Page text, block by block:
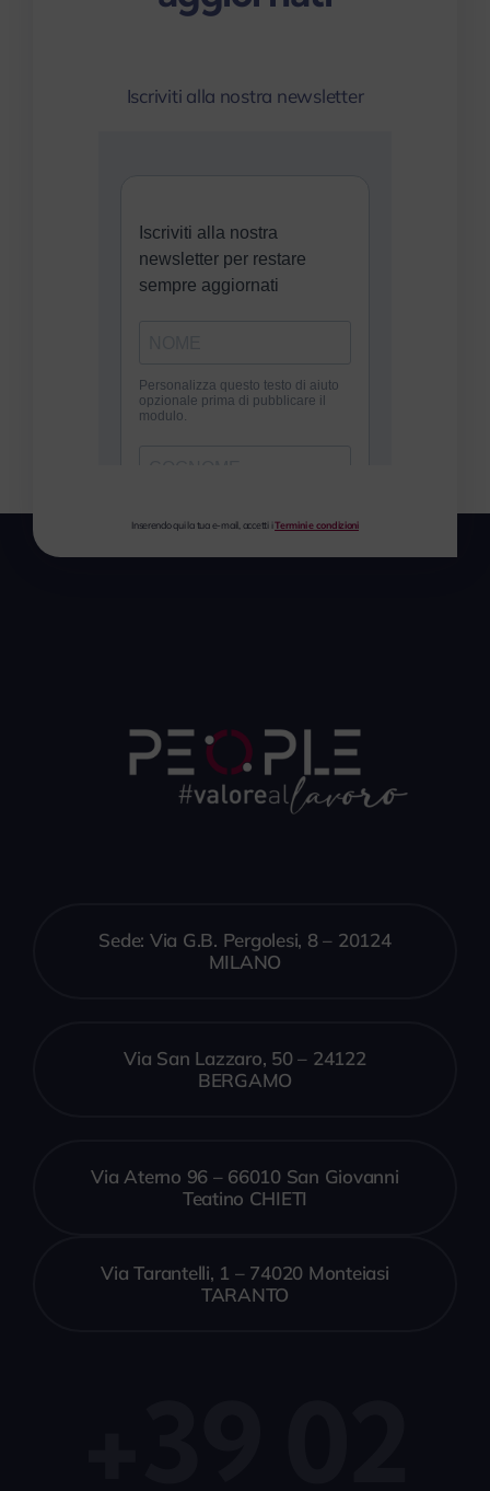
Iscriviti alla nostra newsletter
Inserendo qui la tua e-mail, accetti iTermini e condizioni
Sede: Via G.B. Pergolesi, 8 – 20124
MILANO
Via San Lazzaro, 50 – 24122
BERGAMO
Via Aterno 96 – 66010 San Giovanni
Teatino CHIETI
Via Tarantelli, 1 – 74020 Monteiasi
TARANTO